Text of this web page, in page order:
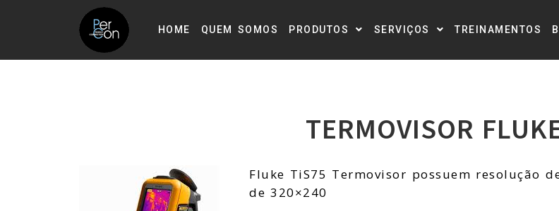
HOME QUEM SOMOS PRODUTOS SERVIÇOS TREINAMENTOS
TERMOVISOR
Fluke TiS75 Termovisor possuem resolução
de 320×240